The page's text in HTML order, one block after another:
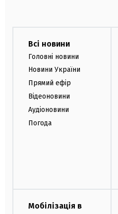
Всі новини
Головні новини
Новини України
Прямий ефір
Відеоновини
Аудіоновини
Погода
Мобілізація в